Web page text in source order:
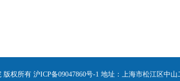
权所有 沪ICP备09047860号-1 地址：上海市松江区中山